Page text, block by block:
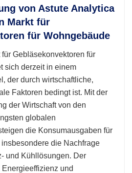
von Astute Analytica
Markt für
für Wohngebäude
Gebläsekonvektoren für
sich derzeit in einem
der durch wirtschaftliche,
Faktoren bedingt ist. Mit der
der Wirtschaft von den
globalen
die Konsumausgaben für
die Nachfrage
und Kühllösungen. Der
und